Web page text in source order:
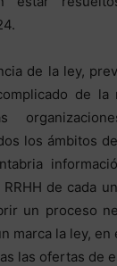
de la ley,
de la
los ámbitos
de cada
un proceso
marca la ley,
las ofertas de